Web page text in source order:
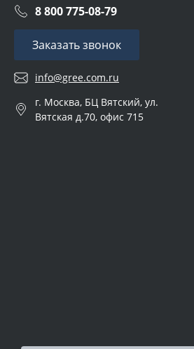
8 800 775-08-79
Заказать звонок
info@gree.com.ru
г. Москва, БЦ Вятский, ул.
Вятская д.70, офис 715